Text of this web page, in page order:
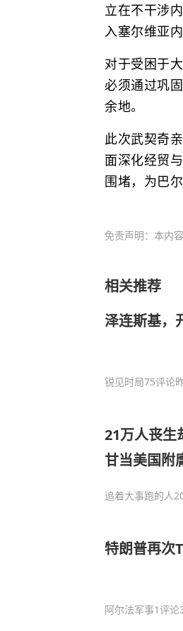
立在不干涉
入塞尔维亚
对于受困于
必须通过巩
余地。
此次武契奇
面深化经贸
围堵，为巴
免责声明：本内
相关推荐
泽连斯基，
锐见时局75评论
21万人丧生
甘当美国附
追着大事跑的人
特朗普再次
阿尔法军事1评论